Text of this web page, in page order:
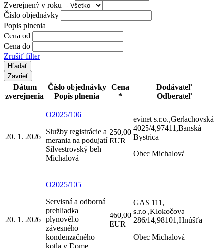
Zverejnený v roku
Číslo objednávky
Popis plnenia
Cena od
Cena do
Zrušiť filter
Zavrieť
Dátum
zverejnenia
Číslo objednávky
Popis plnenia
Cena
*
Dodávateľ
Odberateľ
20. 1. 2026
O2025/106
Služby registrácie a
merania na podujatí
Silvestrovský beh
Michalová
250,00
EUR
evinet s.r.o.,Gerlachovská
4025/4,97411,Banská
Bystrica
Obec Michalová
20. 1. 2026
O2025/105
Servisná a odborná
prehliadka
plynového
závesného
kondenzačného
kotla v Dome
460,00
EUR
GAS 111,
s.r.o.,Klokočova
286/14,98101,Hnúšťa
Obec Michalová